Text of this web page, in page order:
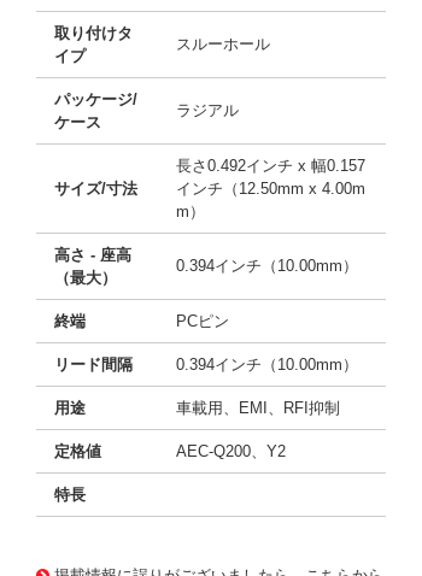
取り付けタ
イプ
スルーホール
パッケージ/
ケース
ラジアル
サイズ/寸法
長さ0.492インチ x 幅0.157
インチ（12.50mm x 4.00m
m）
高さ - 座高
（最大）
0.394インチ（10.00mm）
終端 PCピン
リード間隔 0.394インチ（10.00mm）
用途 車載用、EMI、RFI抑制
定格値 AEC-Q200、Y2
特長